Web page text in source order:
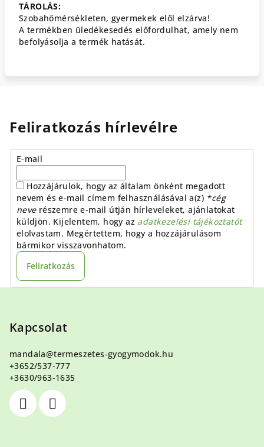
TÁROLÁS:
Szobahőmérsékleten, gyermekek elől elzárva!
A termékben üledékesedés előfordulhat, amely nem
befolyásolja a termék hatását.
Feliratkozás hírlevélre
E-mail
Hozzájárulok, hogy az általam önként megadott
nevem és e-mail címem felhasználásával a(z) *cég
neverészemre e-mail útján hírleveleket, ajánlatokat
küldjön. Kijelentem, hogy az adatkezelési tájékoztatót
elolvastam. Megértettem, hogy a hozzájárulásom
bármikor visszavonhatom.
Feliratkozás
Kapcsolat
mandala@termeszetes-gyogymodok.hu
+3652/537-777
+3630/963-1635